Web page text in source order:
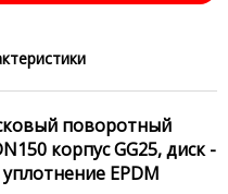
поворотный
корпус GG25, диск -
EPDM